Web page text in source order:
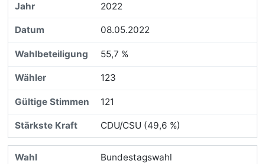
2022
08.05.2022
55,7 %
123
121
CDU/CSU (49,6 %)
Bundestagswahl